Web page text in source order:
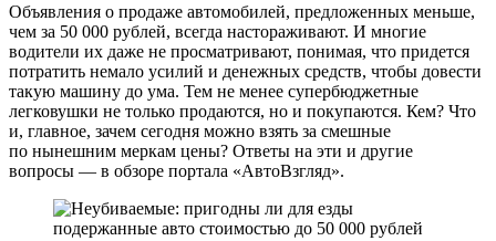
Объявления о продаже автомобилей, предложенных меньше,
чем за 50 000 рублей, всегда настораживают. И многие
водители их даже не просматривают, понимая, что придется
потратить немало усилий и денежных средств, чтобы довести
такую машину до ума. Тем не менее супербюджетные
легковушки не только продаются, но и покупаются. Кем? Что
и, главное, зачем сегодня можно взять за смешные
по нынешним меркам цены? Ответы на эти и другие
вопросы — в обзоре портала «АвтоВзгляд».